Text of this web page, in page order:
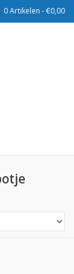
0 Artikelen - €0,00